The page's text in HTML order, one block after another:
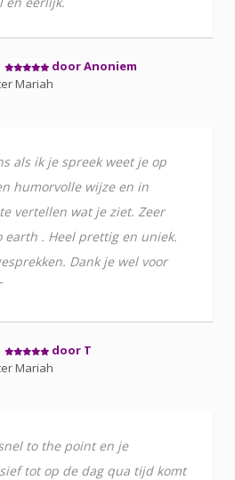
door Anoniem
Mariah
als ik je spreek weet je op
humorvolle wijze en in
vertellen wat je ziet. Zeer
. Heel prettig en uniek.
Dank je wel voor
door T
Mariah
to the point en je
tot op de dag qua tijd komt